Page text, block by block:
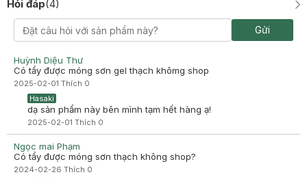
Hỏi đáp(4)
Gửi
Huỳnh Diệu Thư
Có tẩy được móng sơn gel thạch khômg shop
2025-02-01 Thích 0
Hasaki
dạ sản phẩm này bên mình tạm hết hàng ạ!
2025-02-01 Thích 0
Ngọc mai Phạm
Có tẩy được móng sơn thạch không shop?
2024-02-26 Thích 0